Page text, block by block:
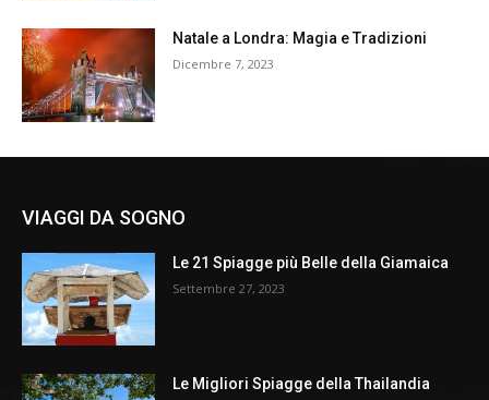
Natale a Londra: Magia e Tradizioni
Dicembre 7, 2023
VIAGGI DA SOGNO
Le 21 Spiagge più Belle della Giamaica
Settembre 27, 2023
Le Migliori Spiagge della Thailandia